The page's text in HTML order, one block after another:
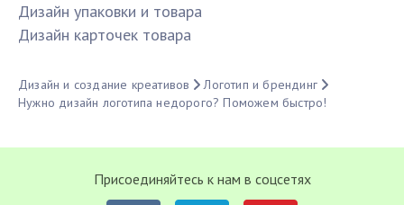
Дизайн упаковки и товара
Дизайн карточек товара
Дизайн и создание креативов
Логотип и брендинг
Нужно дизайн логотипа недорого? Поможем быстро!
Присоединяйтесь к нам в соцсетях